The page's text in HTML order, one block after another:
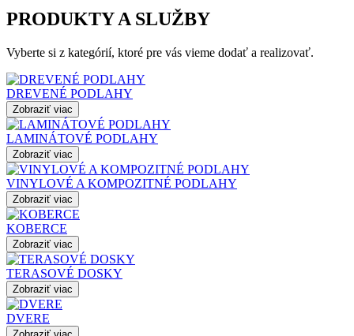
PRODUKTY A SLUŽBY
Vyberte si z kategórií, ktoré pre vás vieme dodať a realizovať.
DREVENÉ PODLAHY
Zobraziť viac
LAMINÁTOVÉ PODLAHY
Zobraziť viac
VINYLOVÉ A KOMPOZITNÉ PODLAHY
Zobraziť viac
KOBERCE
Zobraziť viac
TERASOVÉ DOSKY
Zobraziť viac
DVERE